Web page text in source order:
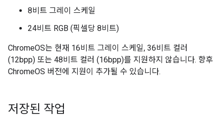
8비트 그레이 스케일
24비트 RGB (픽셀당 8비트)
ChromeOS는 현재 16비트 그레이 스케일, 36비트 컬러
(12bpp) 또는 48비트 컬러 (16bpp)를 지원하지 않습니다. 향후
ChromeOS 버전에 지원이 추가될 수 있습니다.
저장된 작업